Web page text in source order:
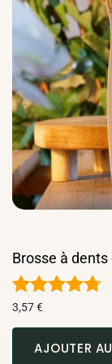
Brosse à dents
Note
4.68
sur 5
3,57€
AJOUTER